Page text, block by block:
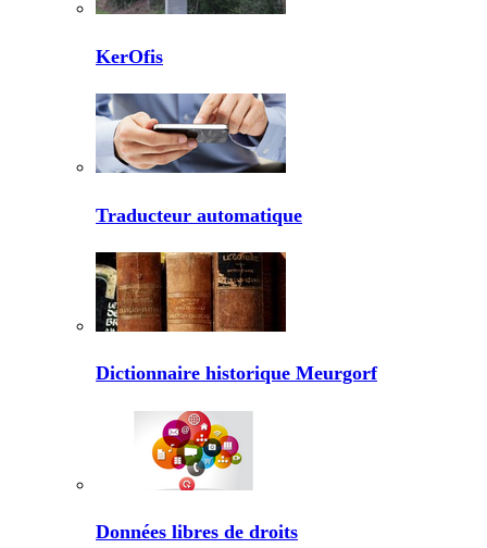
KerOfis
Traducteur automatique
Dictionnaire historique Meurgorf
Données libres de droits